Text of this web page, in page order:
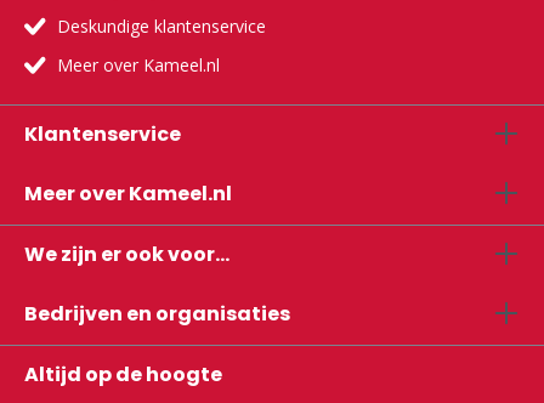
Deskundige klantenservice
Meer over Kameel.nl
Klantenservice
Meer over Kameel.nl
We zijn er ook voor...
Bedrijven en organisaties
Altijd op de hoogte